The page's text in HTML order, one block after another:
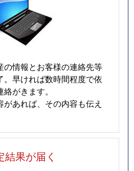
の情報とお客様の連絡先等
。早ければ数時間程度で依
がきます。
あれば、その内容も伝え
結果が届く